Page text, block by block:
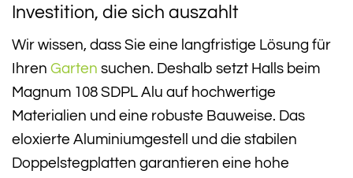
Investition, die sich auszahlt
Wir wissen, dass Sie eine langfristige Lösung für
Ihren Garten suchen. Deshalb setzt Halls beim
Magnum 108 SDPL Alu auf hochwertige
Materialien und eine robuste Bauweise. Das
eloxierte Aluminiumgestell und die stabilen
Doppelstegplatten garantieren eine hohe